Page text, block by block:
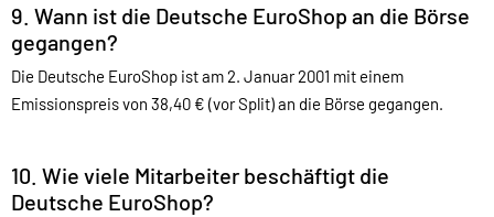
9. Wann ist die Deutsche EuroShop an die Börse
gegangen?
Die Deutsche EuroShop ist am 2. Januar 2001 mit einem
Emissionspreis von 38,40 € (vor Split) an die Börse gegangen.
10. Wie viele Mitarbeiter beschäftigt die
Deutsche EuroShop?